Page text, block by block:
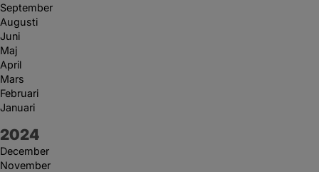
September
Augusti
Juni
Maj
April
Mars
Februari
Januari
År:
2024
December
November